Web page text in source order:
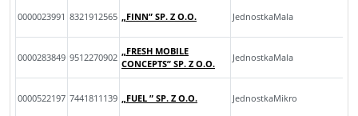
0000023991 8321912565 „FINN” SP. Z O.O. JednostkaMala
0000283849 9512270902
„FRESH MOBILE
CONCEPTS” SP. Z O.O.
JednostkaMala
0000522197 7441811139 „FUEL ” SP. Z O.O. JednostkaMikro